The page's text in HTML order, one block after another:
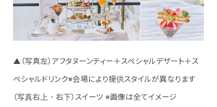
▲（写真左）アフタヌーンティー＋スペシャルデザート＋ス
ペシャルドリンク※会場により提供スタイルが異なります
（写真右上・右下）スイーツ ※画像は全てイメージ